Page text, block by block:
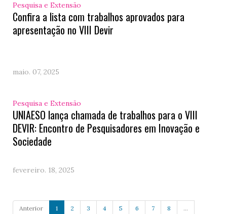
Pesquisa e Extensão
Confira a lista com trabalhos aprovados para
apresentação no VIII Devir
maio. 07, 2025
Pesquisa e Extensão
UNIAESO lança chamada de trabalhos para o VIII
DEVIR: Encontro de Pesquisadores em Inovação e
Sociedade
fevereiro. 18, 2025
Anterior 1 2 3 4 5 6 7 8 ...